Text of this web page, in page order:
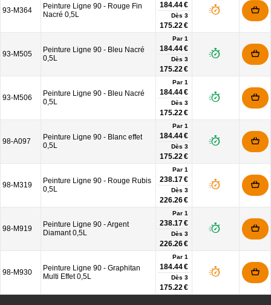
93-M364
Peinture Ligne 90 - Rouge Fin
Nacré 0,5L
184.44 €
Dès 3
175.22 €
93-M505
Peinture Ligne 90 - Bleu Nacré
0,5L
Par 1
184.44 €
Dès 3
175.22 €
93-M506
Peinture Ligne 90 - Bleu Nacré
0,5L
Par 1
184.44 €
Dès 3
175.22 €
98-A097
Peinture Ligne 90 - Blanc effet
0,5L
Par 1
184.44 €
Dès 3
175.22 €
98-M319
Peinture Ligne 90 - Rouge Rubis
0,5L
Par 1
238.17 €
Dès 3
226.26 €
98-M919
Peinture Ligne 90 - Argent
Diamant 0,5L
Par 1
238.17 €
Dès 3
226.26 €
98-M930
Peinture Ligne 90 - Graphitan
Multi Effet 0,5L
Par 1
184.44 €
Dès 3
175.22 €